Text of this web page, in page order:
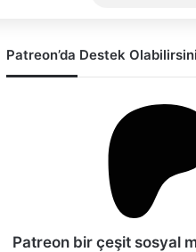
Patreon’da Destek
Patreon bir çeşit sosyal